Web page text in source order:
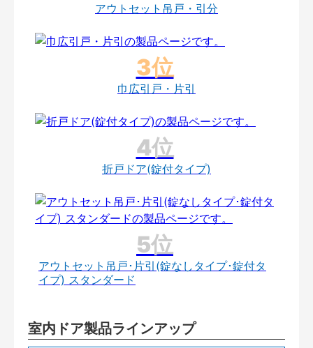
アウトセット吊戸・引分
巾広引戸・片引
折戸ドア(錠付タイプ)
アウトセット吊戸･片引(錠なしタイプ･錠付タ
イプ) スタンダード
室内ドア製品ラインアップ